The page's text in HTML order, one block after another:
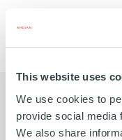
This website uses
We use cookies to
provide social media
We also share
paris/